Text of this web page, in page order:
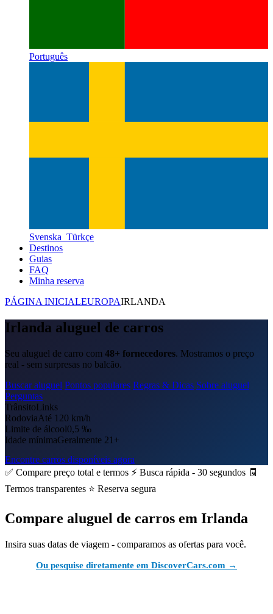
Português
Svenska Türkçe
Destinos
Guias
FAQ
Minha reserva
PÁGINA INICIALEUROPAIRLANDA
Irlanda aluguel de carros
Seu aluguel de carro com 48+ fornecedores. Mostramos o preço
real - sem surpresas no balcão.
Buscar aluguel Pontos populares Regras & Dicas Sobre aluguel
Perguntas
TrânsitoLinks
RodoviaAté 120 km/h
Limite de álcool0,5 ‰
Idade mínimaGeralmente 21+
Encontre carros disponíveis agora
✅ Compare preço total e termos ⚡ Busca rápida - 30 segundos 🧾
Termos transparentes ⭐ Reserva segura
Compare aluguel de carros em Irlanda
Insira suas datas de viagem - comparamos as ofertas para você.
Ou pesquise diretamente em DiscoverCars.com →